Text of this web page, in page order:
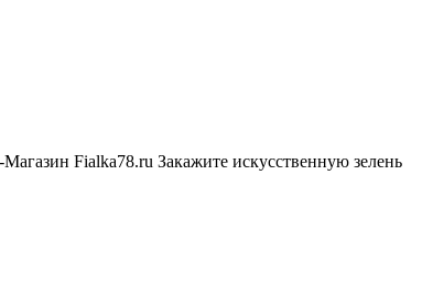
Fialka78.ru Закажите искусственную зелень